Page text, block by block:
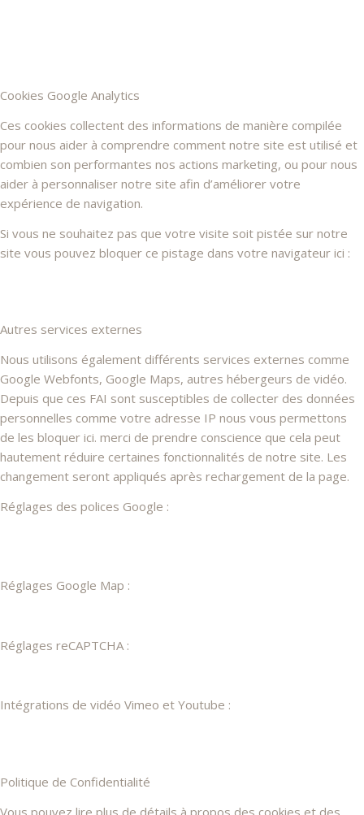
Cookies Google Analytics
Ces cookies collectent des informations de manière compilée
pour nous aider à comprendre comment notre site est utilisé et
combien son performantes nos actions marketing, ou pour nous
aider à personnaliser notre site afin d’améliorer votre
expérience de navigation.
Si vous ne souhaitez pas que votre visite soit pistée sur notre
site vous pouvez bloquer ce pistage dans votre navigateur ici :
Autres services externes
Nous utilisons également différents services externes comme
Google Webfonts, Google Maps, autres hébergeurs de vidéo.
Depuis que ces FAI sont susceptibles de collecter des données
personnelles comme votre adresse IP nous vous permettons
de les bloquer ici. merci de prendre conscience que cela peut
hautement réduire certaines fonctionnalités de notre site. Les
changement seront appliqués après rechargement de la page.
Réglages des polices Google :
Réglages Google Map :
Réglages reCAPTCHA :
Intégrations de vidéo Vimeo et Youtube :
Politique de Confidentialité
Vous pouvez lire plus de détails à propos des cookies et des